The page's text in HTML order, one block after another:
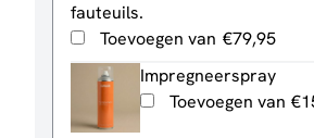
fauteuils.
Toevoegen van €79,95
Impregneerspray
Toevoegen van €